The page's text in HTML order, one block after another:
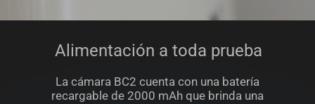
Alimentación a toda prueba
La cámara BC2 cuenta con una batería
recargable de 2000 mAh que brinda una